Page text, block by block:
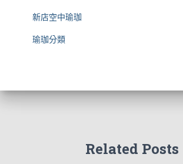
新店空中瑜珈
瑜珈分類
Related Posts